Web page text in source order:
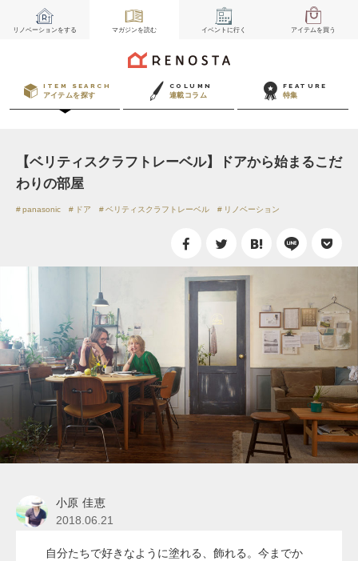
リノベーションをする マガジンを読む イベント に行く アイテムを買う
ITEM SEARCH
アイテムを探す
COLUMN
連載コラム
FEATURE
特集
【ベリティスクラフトレーベル】ドアから始まるこだ
わりの部屋
panasonic ドア ベリティスクラフトレーベル リノベーション
小原 佳恵
2018.06.21
自分たちで好きなように塗れる、飾れる。今までか